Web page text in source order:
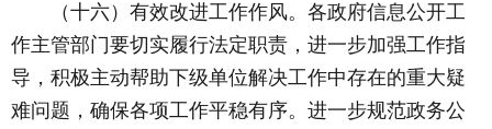
（十六）有效改进工作作风。各政府信息公开工
作主管部门要切实履行法定职责，进一步加强工作指
导，积极主动帮助下级单位解决工作中存在的重大疑
难问题，确保各项工作平稳有序。进一步规范政务公